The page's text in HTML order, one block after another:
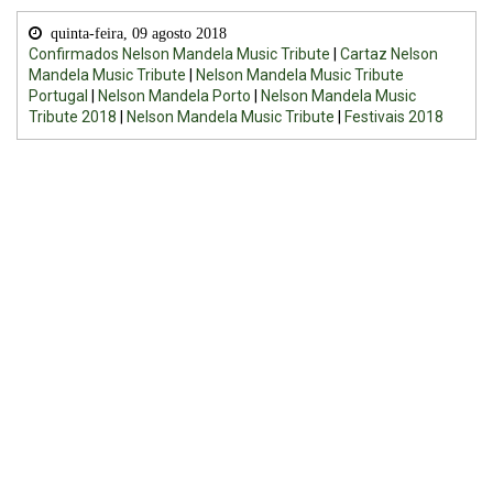
quinta-feira, 09 agosto 2018
Confirmados Nelson Mandela Music Tribute
Cartaz Nelson
Mandela Music Tribute
Nelson Mandela Music Tribute
Portugal
Nelson Mandela Porto
Nelson Mandela Music
Tribute 2018
Nelson Mandela Music Tribute Festivais 2018